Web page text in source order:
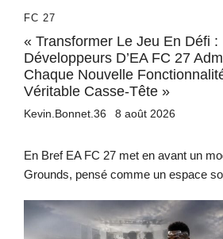
FC 27
« Transformer Le Jeu En Défi :
Développeurs D’EA FC 27
Chaque Nouvelle
Véritable Casse-Tête »
Kevin.Bonnet.36 8 août 2026
En Bref EA FC 27 met en avant un
Grounds, pensé comme un espace